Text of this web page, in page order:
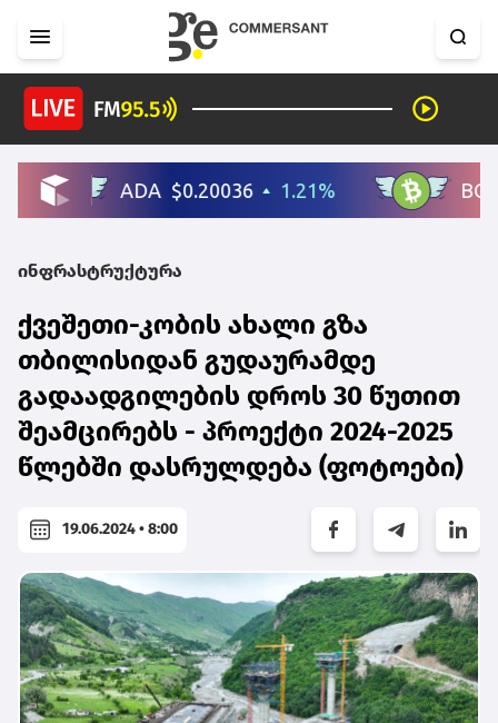
ინფრასტრუქტურა
ქვეშეთი-კობის ახალი გზა
თბილისიდან გუდაურამდე
გადაადგილების დროს 30 წუთით
შეამცირებს - პროექტი 2024-2025
წლებში დასრულდება (ფოტოები)
19.06.2024 • 8:00